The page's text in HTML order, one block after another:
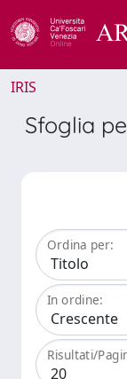
IRIS
Sfoglia
Ordina per:
In ordine:
Risultati/